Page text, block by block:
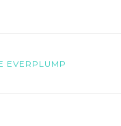
EVERPLUMP